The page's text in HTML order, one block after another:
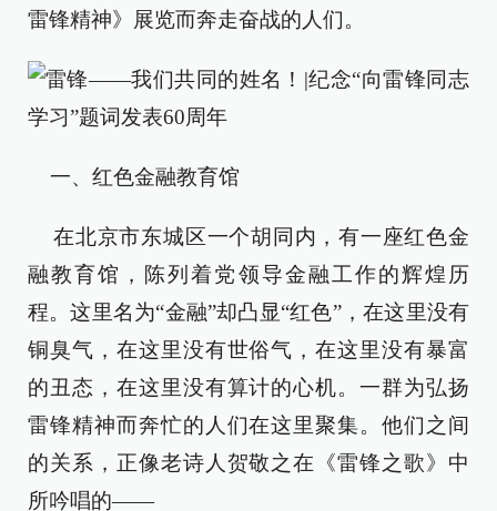
雷锋精神》展览而奔走奋战的人们。‍‍
一、红色金融教育馆
在北京市东城区一个胡同内，有一座红色金
融教育馆，陈列着党领导金融工作的辉煌历
程。这里名为“金融”却凸显“红色”，在这里没有
铜臭气，在这里没有世俗气，在这里没有暴富
的丑态，在这里没有算计的心机。一群为弘扬
雷锋精神而奔忙的人们在这里聚集。他们之间
的关系，正像老诗人贺敬之在《雷锋之歌》中
所吟唱的——